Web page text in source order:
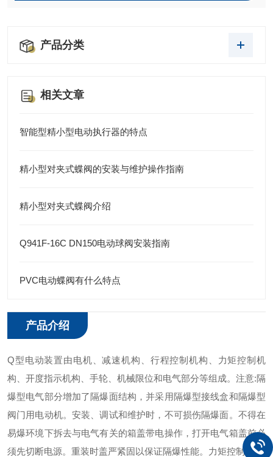
产品分类
相关文章
智能型精小型电动执行器的特点
精小型对夹式蝶阀的安装与维护操作指南
精小型对夹式蝶阀介绍
Q941F-16C DN150电动球阀安装指南
PVC电动蝶阀有什么特点
产品介绍
Q型电动装置由电机、减速机构、行程控制机构、力矩控制机
构、开度指示机构、手轮、机械限位和电气部分等组成。注意:隔
爆型电气部分增加了隔爆面结构，并采用隔爆型接线盒和隔爆型
阀门用电动机。安装、调试和维护时，不可损伤隔爆面。不得在
易爆环境下拆去与电气有关的箱盖带电操作，打开电气箱盖前必
须先切断电源。重装时盖严紧固以保证隔爆性能。 力矩控制机构: